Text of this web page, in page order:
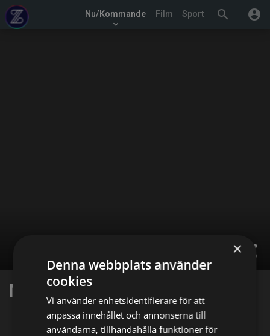
search account_circle
Nu/Kommande
keyboard_arrow_down
Film Sport
share
Marnie Dickens
×
Denna webbplats använder
cookies
Vi använder enhetsidentifierare för att
anpassa innehållet och annonserna till
användarna, tillhandahålla funktioner för